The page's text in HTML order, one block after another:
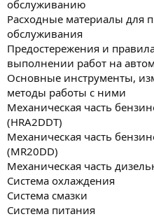
обслуживанию
Расходные материалы для
обслуживания
Предостережения и
выполнении работ на
Основные инструменты,
методы работы с ними
Механическая часть
(HRA2DDT)
Механическая часть
(MR20DD)
Механическая часть
Система охлаждения
Система смазки
Система питания